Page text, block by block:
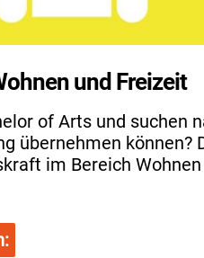
und Freizeit
of Arts und suchen
übernehmen können?
im Bereich